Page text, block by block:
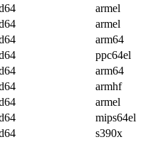
armel
armel
arm64
ppc64el
arm64
armhf
armel
mips64el
s390x